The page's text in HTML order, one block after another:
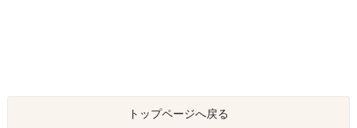
トップページへ戻る